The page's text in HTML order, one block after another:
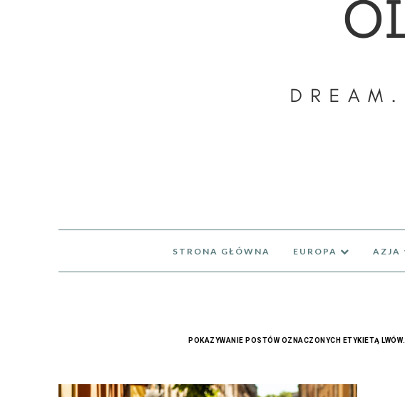
STRONA GŁÓWNA EUROPA AZJA
POKAZYWANIE POSTÓW OZNACZONYCH ETYKIETĄ LWÓW.